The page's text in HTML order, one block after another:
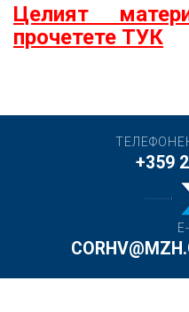
Целият
прочетете ТУК
+359